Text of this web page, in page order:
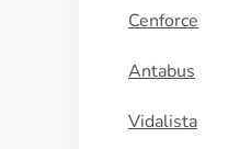
Cenforce
Antabus
Vidalista